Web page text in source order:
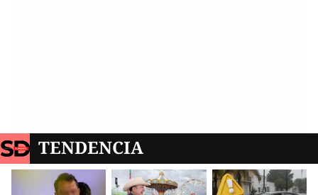
TENDENCIA